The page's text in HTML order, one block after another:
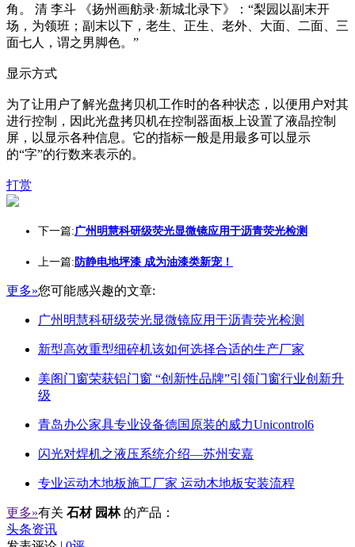
角。 清 李斗 《扬州画舫录·新城北录下》：“梨园以副末开
场，为领班；副末以下，老生、正生、老外、大面、二面、三
面七人，谓之男脚色。”
显示方式
为了让用户了解光盘拷贝机工作时的各种状态，以便用户对其
进行控制，因此光盘拷贝机在控制器面板上设置了液晶控制
屏，以显示各种信息。它的指标一般是用最多可以显示
的“字”的行数来表示的。
打赏
下一篇:广州明慧科研级荧光显微镜应用于沥青荧光检测
上一篇: 防静电地坪漆 成为油漆类新宠！
更多»您可能感兴趣的文章:
广州明慧科研级荧光显微镜应用于沥青荧光检测
新型高效重型细碎机该如何选择合适的生产厂家
美阁门窗荣获铝门窗 “创新性品牌”引领门窗行业创新升
级
青岛办公家具专业设备德国原装的威力Unicontrol6
闪光对焊机之液压系统介绍—苏州安嘉
专业运动木地板施工厂家 运动木地板安装流程
更多»有关 石材 园林 的产品：
头条资讯